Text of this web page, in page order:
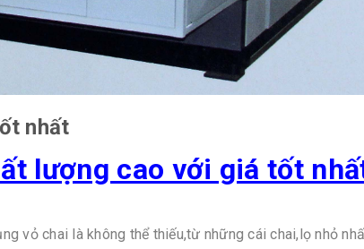
nhất
lượng cao với giá tốt
vỏ chai là không thể thiếu,từ những cái chai,lọ nhỏ